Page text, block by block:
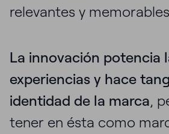
relevantes y
La innovación potencia
experiencias y hace
identidad de la marca,
tener en ésta como